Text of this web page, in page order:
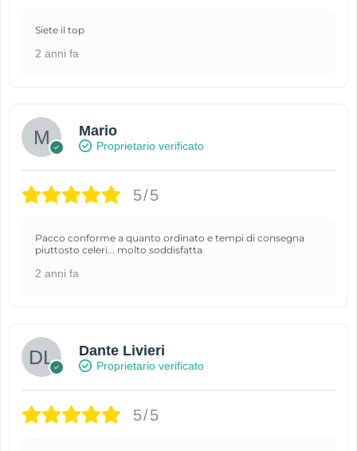
Siete il top
2 anni fa
Mario
Proprietario verificato
5/5
Pacco conforme a quanto ordinato e tempi di consegna
piuttosto celeri... molto soddisfatta
2 anni fa
Dante Livieri
Proprietario verificato
5/5